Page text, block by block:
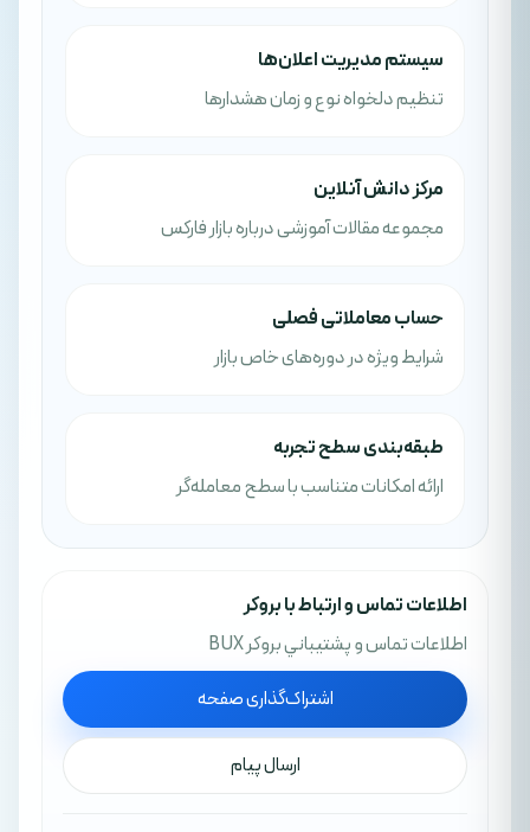
سیستم مدیریت اعلان‌ها
تنظیم دلخواه نوع و زمان هشدارها
مرکز دانش آنلاین
مجموعه مقالات آموزشی درباره بازار فارکس
حساب معاملاتی فصلی
شرایط ویژه در دوره‌های خاص بازار
طبقه‌بندی سطح تجربه
ارائه امکانات متناسب با سطح معامله‌گر
اطلاعات تماس و ارتباط با بروکر
اطلاعات تماس و پشتيباني بروکر BUX
اشتراک‌گذاری صفحه
ارسال پیام